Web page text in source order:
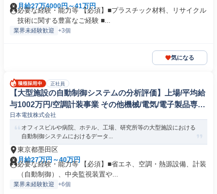
月給27万4000円～41万円
必要な経験・能力等 【必須】■プラスチック材料、リサイクル
技術に関する豊富なご経験 ■...
業界未経験歓迎 +3個
気になる
正社員
【大型施設の自動制御システムの分析評価】上場/平均給
与1002万円/空調計装事業 その他機械/電気/電子製品専門
職
日本電技株式会社
オフィスビルや病院、ホテル、工場、研究所等の大型施設における
自動制御システムにおけるデータ...
東京都墨田区
月給27万円～40万円
必要な経験・能力等 【必須】■省エネ、空調・熱源設備、計装
（自動制御）、中央監視装置や...
業界未経験歓迎 +6個